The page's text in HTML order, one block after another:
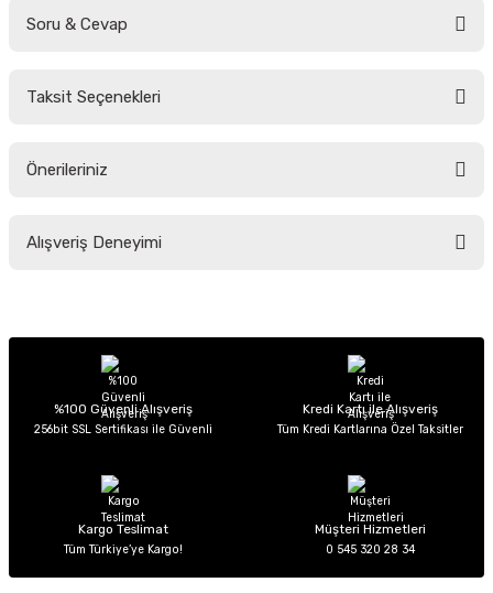
Soru & Cevap
Taksit Seçenekleri
Önerileriniz
yetersiz gördüğünüz noktaları öneri formunu kullanarak tarafımıza
Ürün açıklamasında eksik bilgiler bulunuyor.
Ürün bilgilerinde hatalar bulunuyor.
Ürün fiyatı diğer sitelerden daha pahalı.
Alışveriş Deneyimi
Sitemize ilk yorumu siz yapın!
%100 Güvenli Alışveriş
256bit SSL Sertifikası ile Güvenli
Kredi Kartı ile Alışveriş
Tüm Kredi Kartlarına Özel Taksitler
Kargo Teslimat
Tüm Türkiye’ye Kargo!
Müşteri Hizmetleri
0 545 320 28 34